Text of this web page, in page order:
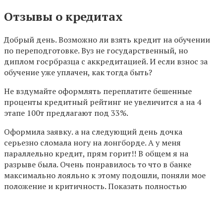
Отзывы о кредитах
Добрый день. Возможно ли взять кредит на обучении
по переподготовке. Вуз не государственный, но
диплом госрбразца с аккредитацией. И если взнос за
обучение уже уплачен, как тогда быть?
Не вздумайте оформлять переплатите бешенные
проценты кредитный рейтинг не увеличится а на 4
этапе 100т предлагают под 33%.
Оформила заявку. а на следующий день дочка
серьезно сломала ногу на лонгборде. А у меня
параллельно кредит, прям горит!! В общем я на
разрыве была. Очень понравилось то что в банке
максимально лояльно к этому подошли, поняли мое
положение и критичность. Показать полностью